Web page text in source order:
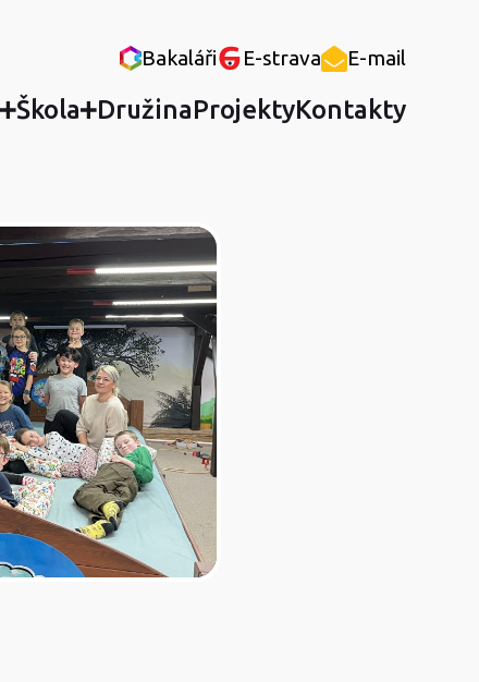
Bakaláři E-strava E-mail
Škola DružinaProjektyKontakty